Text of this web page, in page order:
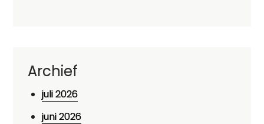
Archief
juli 2026
juni 2026